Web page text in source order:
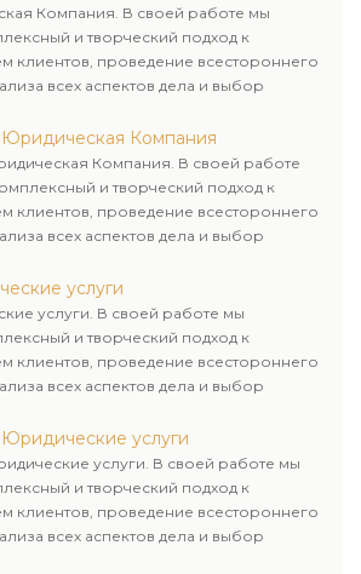
Компания. В своей работе мы
и творческий подход к
проведение всестороннего
всех аспектов дела и выбор
Компания
Компания. В своей работе
и творческий подход к
проведение всестороннего
всех аспектов дела и выбор
услуги
услуги. В своей работе мы
и творческий подход к
проведение всестороннего
всех аспектов дела и выбор
услуги
услуги. В своей работе мы
и творческий подход к
проведение всестороннего
всех аспектов дела и выбор